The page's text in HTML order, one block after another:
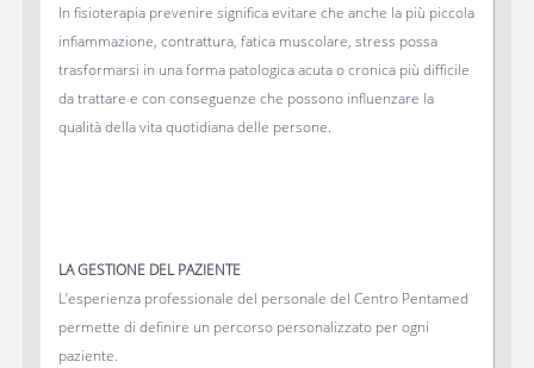
In fisioterapia prevenire significa evitare che anche la più piccola
infiammazione, contrattura, fatica muscolare, stress possa
trasformarsi in una forma patologica acuta o cronica più difficile
da trattare e con conseguenze che possono influenzare la
qualità della vita quotidiana delle persone.
LA GESTIONE DEL PAZIENTE
L’esperienza professionale del personale del Centro Pentamed
permette di definire un percorso personalizzato per ogni
paziente.